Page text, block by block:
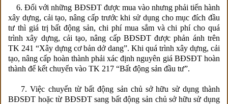
6. Đối với những BĐSĐT được mua vào nhưng phải tiến hành
xây dựng, cải tạo, nâng cấp trước khi sử dụng cho mục đích đầu
tư thì giá trị bất động sản, chi phí mua sắm và chi phí cho quá
trình xây dựng, cải tạo, nâng cấp BĐSĐT được phản ánh trên
TK 241 “Xây dựng cơ bản dở dang”. Khi quá trình xây dựng, cải
tạo, nâng cấp hoàn thành phải xác định nguyên giá BĐSĐT hoàn
thành để kết chuyển vào TK 217 “Bất động sản đầu tư”.
7. Việc chuyển từ bất động sản chủ sở hữu sử dụng thành
BĐSĐT hoặc từ BĐSĐT sang bất động sản chủ sở hữu sử dụng